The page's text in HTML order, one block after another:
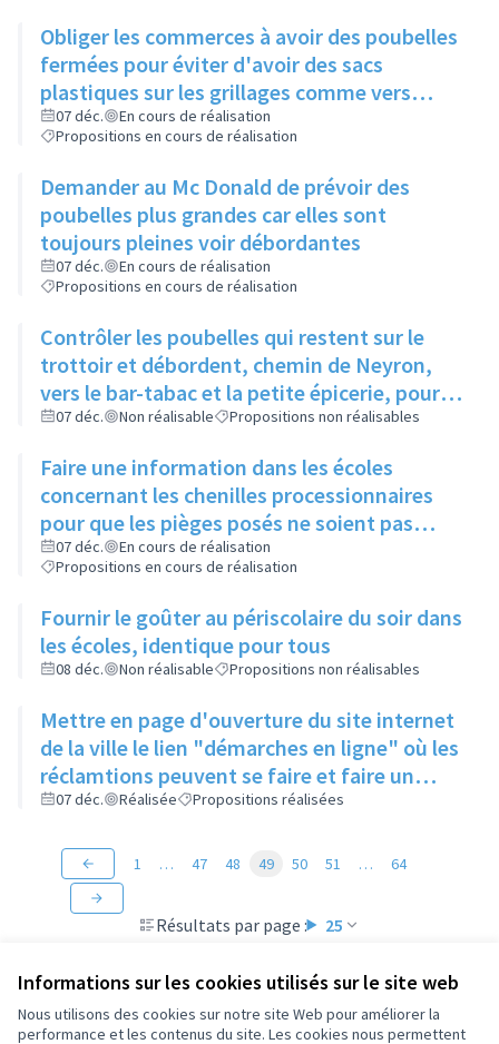
Informations sur les cookies utilisés sur le site web
Nous utilisons des cookies sur notre site Web pour améliorer la
performance et les contenus du site. Les cookies nous permettent
Obliger les commerces à avoir des poubelles
fermées pour éviter d'avoir des sacs
plastiques sur les grillages comme vers
Boucherie André
07 déc.
En cours de réalisation
Propositions en cours de réalisation
Demander au Mc Donald de prévoir des
poubelles plus grandes car elles sont
toujours pleines voir débordantes
07 déc.
En cours de réalisation
Propositions en cours de réalisation
Contrôler les poubelles qui restent sur le
trottoir et débordent, chemin de Neyron,
vers le bar-tabac et la petite épicerie, pour
qu'elles soient sorties la veille du ramassage
07 déc. Non réalisable Propositions non réalisables
Faire une information dans les écoles
concernant les chenilles processionnaires
pour que les pièges posés ne soient pas
enlevés
07 déc.
En cours de réalisation
Propositions en cours de réalisation
Fournir le goûter au périscolaire du soir dans
les écoles, identique pour tous
08 déc. Non réalisable Propositions non réalisables
Mettre en page d'ouverture du site internet
de la ville le lien "démarches en ligne" où les
réclamtions peuvent se faire et faire un
rappel de l'existence de ce lien
07 déc. Réalisée Propositions réalisées
Résultats par page : 25
1 … 47 48 49 50 51 … 64
Conditions d'utilisation